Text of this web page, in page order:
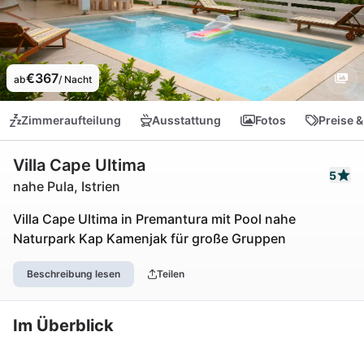
ab€367/ Nacht
Zimmeraufteilung Ausstattung Fotos Preise
Villa Cape Ultima
nahe Pula, Istrien
5
Villa Cape Ultima in Premantura mit Pool nahe
Naturpark Kap Kamenjak für große Gruppen
Beschreibung lesen Teilen
Im Überblick